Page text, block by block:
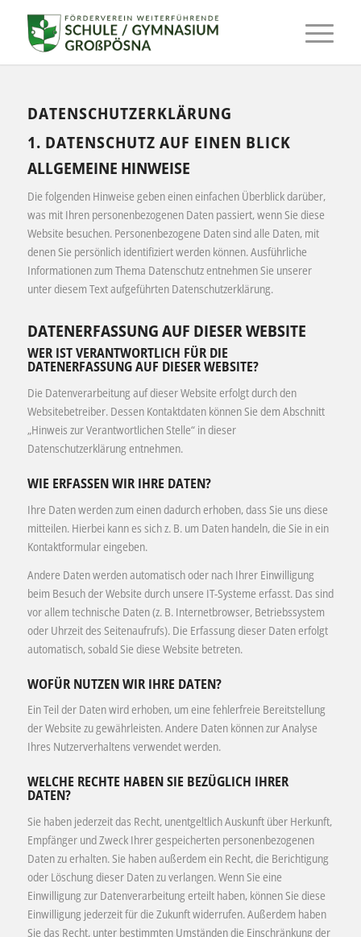
DATENSCHUTZ­ERKLÄRUNG
1. DATENSCHUTZ AUF EINEN BLICK
ALLGEMEINE HINWEISE
Die folgenden Hinweise geben einen einfachen Überblick darüber,
was mit Ihren personenbezogenen Daten passiert, wenn Sie diese
Website besuchen. Personenbezogene Daten sind alle Daten, mit
denen Sie persönlich identifiziert werden können. Ausführliche
Informationen zum Thema Datenschutz entnehmen Sie unserer
unter diesem Text aufgeführten Datenschutzerklärung.
DATENERFASSUNG AUF DIESER WEBSITE
WER IST VERANTWORTLICH FÜR DIE
DATENERFASSUNG AUF DIESER WEBSITE?
Die Datenverarbeitung auf dieser Website erfolgt durch den
Websitebetreiber. Dessen Kontaktdaten können Sie dem Abschnitt
„Hinweis zur Verantwortlichen Stelle“ in dieser
Datenschutzerklärung entnehmen.
WIE ERFASSEN WIR IHRE DATEN?
Ihre Daten werden zum einen dadurch erhoben, dass Sie uns diese
mitteilen. Hierbei kann es sich z. B. um Daten handeln, die Sie in ein
Kontaktformular eingeben.
Andere Daten werden automatisch oder nach Ihrer Einwilligung
beim Besuch der Website durch unsere IT-Systeme erfasst. Das sind
vor allem technische Daten (z. B. Internetbrowser, Betriebssystem
oder Uhrzeit des Seitenaufrufs). Die Erfassung dieser Daten erfolgt
automatisch, sobald Sie diese Website betreten.
WOFÜR NUTZEN WIR IHRE DATEN?
Ein Teil der Daten wird erhoben, um eine fehlerfreie Bereitstellung
der Website zu gewährleisten. Andere Daten können zur Analyse
Ihres Nutzerverhaltens verwendet werden.
WELCHE RECHTE HABEN SIE BEZÜGLICH IHRER
DATEN?
Sie haben jederzeit das Recht, unentgeltlich Auskunft über Herkunft,
Empfänger und Zweck Ihrer gespeicherten personenbezogenen
Daten zu erhalten. Sie haben außerdem ein Recht, die Berichtigung
oder Löschung dieser Daten zu verlangen. Wenn Sie eine
Einwilligung zur Datenverarbeitung erteilt haben, können Sie diese
Einwilligung jederzeit für die Zukunft widerrufen. Außerdem haben
Sie das Recht, unter bestimmten Umständen die Einschränkung der